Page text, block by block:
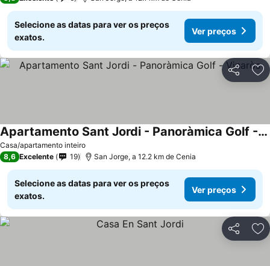
Selecione as datas para ver os preços
exatos.
Ver preços
Partilhar
Casa/apartamento inteiro
Apartamento Sant Jordi - Panoràmica Golf - Vinaròs
8,6 Excelente 19 San Jorge, a 12.2 km de Cenia
Selecione as datas para ver os preços
exatos.
Ver preços
Partilhar